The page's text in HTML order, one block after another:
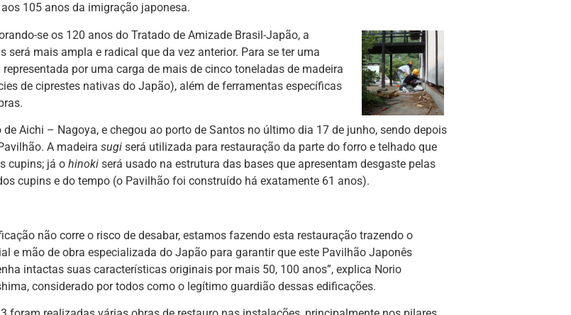
105 anos da imigração japonesa.
se os 120 anos do Tratado de Amizade Brasil-Japão, a
será mais ampla e radical que da vez anterior. Para se ter uma
por uma carga de mais de cinco toneladas de madeira
de ciprestes nativas do Japão), além de ferramentas específicas
de Aichi – Nagoya, e chegou ao porto de Santos no último dia 17 de junho, sendo depois
A madeirasugi será utilizada para restauração da parte do forro e telhado que
cupins; já ohinoki será usado na estrutura das bases que apresentam desgaste pelas
cupins e do tempo (o Pavilhão foi construído há exatamente 61 anos).
não corre o risco de desabar, estamos fazendo esta restauração trazendo o
e mão de obra especializada do Japão para garantir que este Pavilhão Japonês
intactas suas características originais por mais 50, 100 anos”, explica Norio
considerado por todos como o legítimo guardião dessas edificações.